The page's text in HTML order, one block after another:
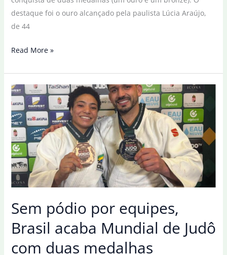
destaque foi o ouro alcançado pela paulista Lúcia Araújo,
de 44
Brasil
Grand
Prix
de
judô
paralímpico
com
duas
medalhas
Read More »
Sem pódio por equipes,
Brasil acaba Mundial de Judô
com duas medalhas